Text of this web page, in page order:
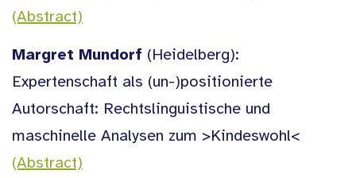
(Abstract)
Margret Mundorf (Heidelberg):
Expertenschaft als (un-)positionierte
Autorschaft: Rechtslinguistische und
maschinelle Analysen zum >Kindeswohl<
(Abstract)